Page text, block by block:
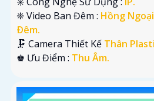
❈ Video Ban Đêm : Hồng
Ðêm.
🗜️ Camera Thiết Kế Thân
️♚ Ưu Điểm : Thu Âm.